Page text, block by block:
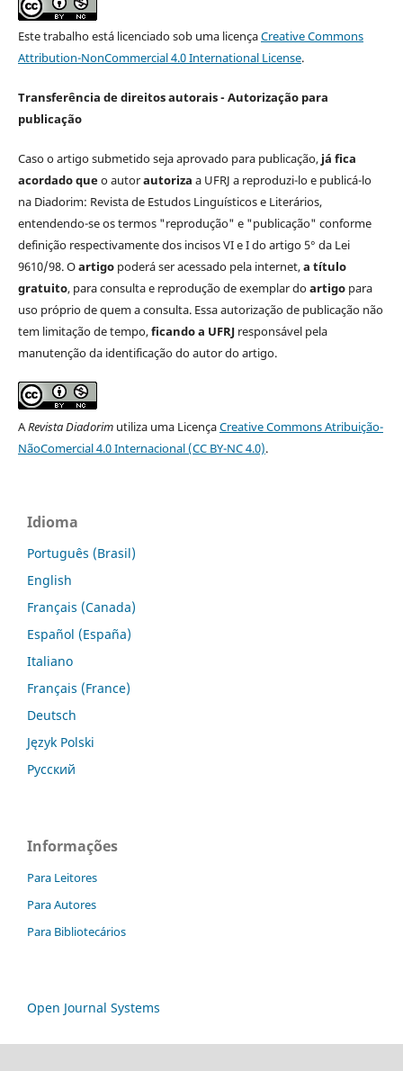
Este trabalho está licenciado sob uma licençaCreative Commons
Attribution-NonCommercial 4.0 International License.
Transferência de direitos autorais - Autorização para
publicação
Caso o artigo submetido seja aprovado para publicação, já fica
acordado queo autorautoriza a UFRJ a reproduzi-lo e publicá-lo
na Diadorim: Revista de Estudos Linguísticos e Literários,
entendendo-se os termos "reprodução" e "publicação" conforme
definição respectivamente dos incisos VI e I do artigo 5° da Lei
9610/98. Oartigopoderá ser acessado pela internet,a título
gratuito, para consulta e reprodução de exemplar doartigopara
uso próprio de quem a consulta. Essa autorização de publicação não
tem limitação de tempo,ficando a UFRJresponsável pela
manutenção da identificação do autor do artigo.
ARevista Diadorimutiliza uma LicençaCreative Commons Atribuição-
NãoComercial 4.0 Internacional (CC BY-NC 4.0).
Idioma
Português (Brasil)
English
Français (Canada)
Español (España)
Italiano
Français (France)
Deutsch
Język Polski
Русский
Informações
Para Leitores
Para Autores
Para Bibliotecários
Open Journal Systems